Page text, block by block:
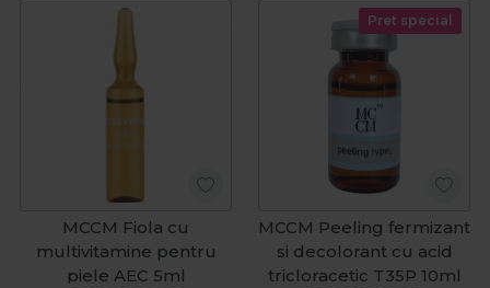
MCCM Fiola cu
multivitamine pentru
piele AEC 5ml
Pret special
MCCM Peeling fermizant
si decolorant cu acid
tricloracetic T35P 10ml